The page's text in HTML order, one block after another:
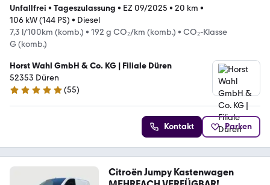
Unfallfrei • Tageszulassung • EZ 09/2025 • 20 km •
106 kW (144 PS) • Diesel
7,3 l/100km (komb.) • 192 g CO₂/km (komb.) • CO₂-Klasse
G (komb.)
Horst Wahl GmbH & Co. KG | Filiale Düren
52353 Düren
5 Sterne
(55)
Kontakt Parken
Citroën Jumpy Kastenwagen